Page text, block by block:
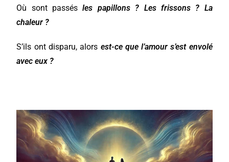
Où sont passésles papillons ? Les frissons ? La
chaleur ?
S’ils ont disparu, alors est-ce que l’amour s’est envolé
avec eux ?